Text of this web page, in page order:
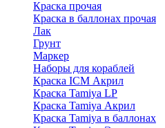
Краска прочая
Краска в баллонах прочая
Лак
Грунт
Маркер
Наборы для кораблей
Краска ICM Акрил
Краска Tamiya LP
Краска Tamiya Акрил
Краска Tamiya в баллонах